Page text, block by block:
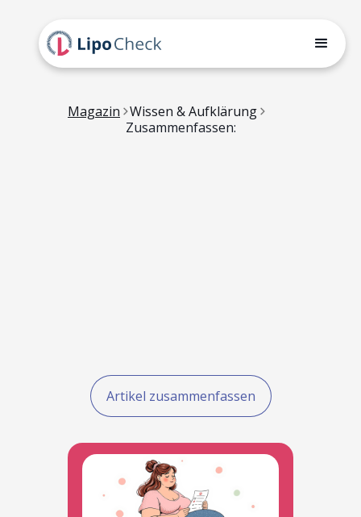
Magazin Wissen & Aufklärung
Zusammenfassen:
Artikel zusammenfassen